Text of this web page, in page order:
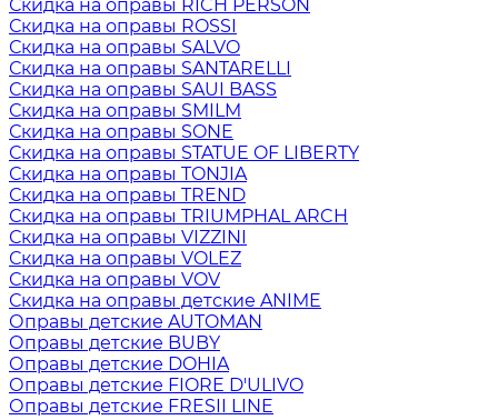
Скидка на оправы RICH PERSON
Скидка на оправы ROSSI
Скидка на оправы SALVO
Скидка на оправы SANTARELLI
Скидка на оправы SAUI BASS
Скидка на оправы SMILM
Скидка на оправы SONE
Скидка на оправы STATUE OF LIBERTY
Скидка на оправы TONJIA
Скидка на оправы TREND
Скидка на оправы TRIUMPHAL ARCH
Скидка на оправы VIZZINI
Скидка на оправы VOLEZ
Скидка на оправы VOV
Скидка на оправы детские ANIME
Оправы детские AUTOMAN
Оправы детские BUBY
Оправы детские DOHIA
Оправы детские FIORE D'ULIVO
Оправы детские FRESII LINE